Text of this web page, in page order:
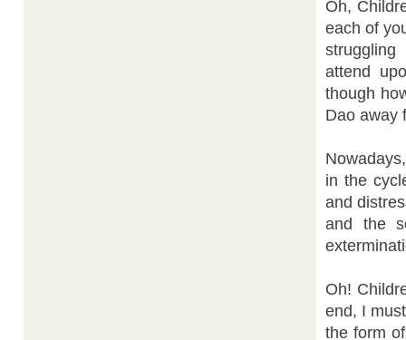
Oh,
each of
attend
though
Dao away
in the
and
and the
Oh!
end, I
the form